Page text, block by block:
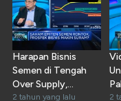
Harapan Bisnis
Semen di Tengah
Over Supply,
Sahamnya Layak
2 tahun yang lalu 2